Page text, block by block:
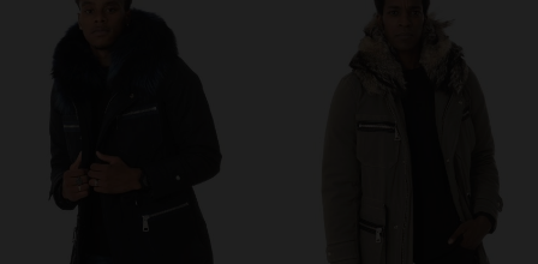
TALLAS DISPONIBLES